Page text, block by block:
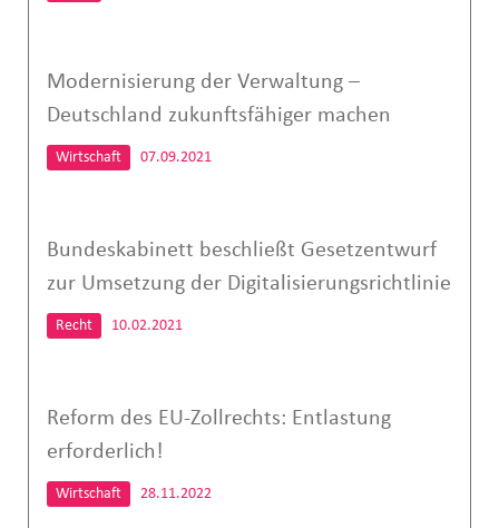
Modernisierung der Verwaltung –
Deutschland zukunftsfähiger machen
Wirtschaft 07.09.2021
Bundeskabinett beschließt Gesetzentwurf
zur Umsetzung der Digitalisierungsrichtlinie
Recht 10.02.2021
Reform des EU-Zollrechts: Entlastung
erforderlich!
Wirtschaft 28.11.2022